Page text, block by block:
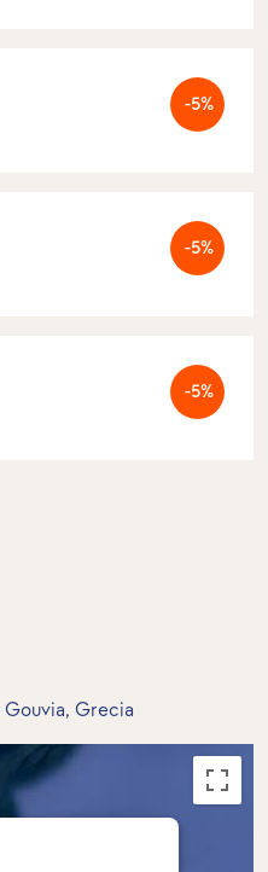
-5%
-5%
-5%
Grecia